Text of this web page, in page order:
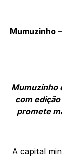
Mumuzinho
Mumuzinho
com
promete
A capital